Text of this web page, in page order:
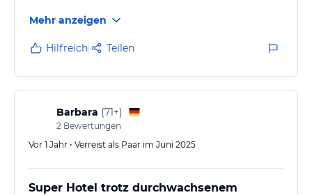
schlechteste und Enttäuschenste Urlaube war den ich
je in einem so genannten"4-Sterne Superior Hotel-
Resort verbracht habe.
Schon direkt nach der Ankunft auf dem Hotel
Parkplatz kam es fast zu einem Unfall durch ein zu
schnell fahrenden Fahrzeugs auf der öffentlichen
Straße die den Hotel-Resort mitten…
Mehr anzeigen
Hilfreich Teilen
Barbara (71+)
2 Bewertungen
Vor 1 Jahr • Verreist als Paar im Juni 2025
Super Hotel trotz durchwachsenem